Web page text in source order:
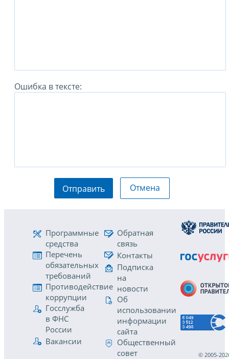
Ошибка в тексте:
Отправить Отмена
Программные
средства
Перечень
обязательных
требований
Противодействие
коррупции
Госслужба
в ФНС
России
Вакансии
Обратная
связь
Контакты
Подписка
на
новости
Об
использовании
информации
сайта
Общественный
совет
© 2005-